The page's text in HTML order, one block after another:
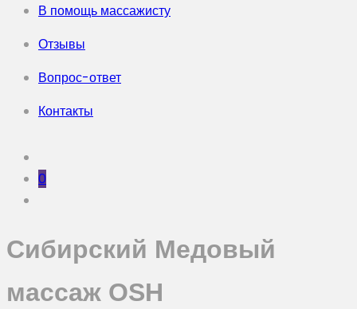
В помощь массажисту
Отзывы
Вопрос-ответ
Контакты
0
Сибирский Медовый
массаж OSH